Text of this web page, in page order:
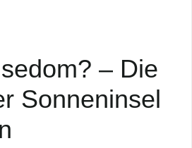
– Die
Sonneninsel